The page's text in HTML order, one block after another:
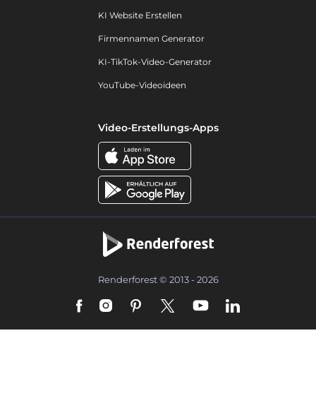
KI Website Erstellen
Firmennamen Generator
KI-TikTok-Video-Generator
YouTube-Videoideen
Video-Erstellungs-Apps
Renderforest © 2013 - 2026